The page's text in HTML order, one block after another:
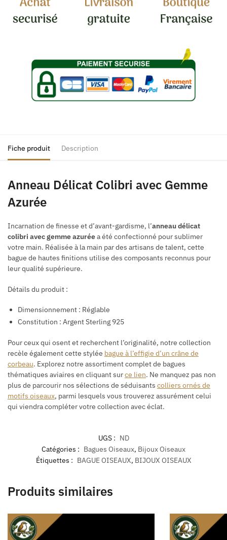
Fiche produit Description
Anneau Délicat Colibri avec Gemme
Azurée
Incarnation de finesse et d’avant-gardisme, l’anneau délicat
colibri avec gemme azuréea été confectionné pour sublimer
votre main. Réalisée à la main par des artisans de talent, cette
bague de hautes finitions utilise des composants reconnus pour
leur qualité supérieure.
Détails du produit :
Dimensionnement : Réglable
Constitution : Argent Sterling 925
Pour ceux qui osent et recherchent l’originalité, notre collection
recèle également cette stylée bague à l’effigie d’un crâne de
corbeau. Explorez notre assortiment complet de bagues
thématiques aviaires en cliquant surce lien. Ne manquez pas non
plus de parcourir nos sélections de séduisants colliers ornés de
motifs oiseaux, parmi lesquels vous trouverez assurément celui
qui viendra compléter votre collection avec éclat.
UGS : ND
Catégories : Bagues Oiseaux, Bijoux Oiseaux
Étiquettes : BAGUE OISEAUX, BIJOUX OISEAUX
Produits similaires